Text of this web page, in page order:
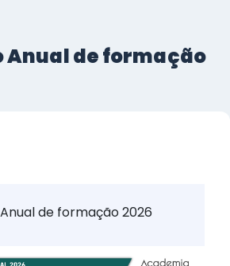
Anual de formação
de formação 2026